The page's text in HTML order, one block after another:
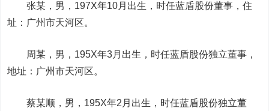
张某，男，197X年10月出生，时任蓝盾股份董事，住
址：广州市天河区。
周某，男，195X年3月出生，时任蓝盾股份独立董事，
地址：广州市天河区。
蔡某顺，男，195X年2月出生，时任蓝盾股份独立董